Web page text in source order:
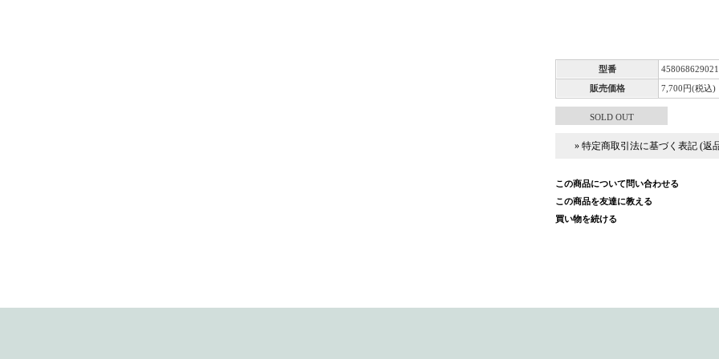
型番
販売価格
7,700円(税込)
SOLD OUT
» 特定商取引法に基づく表記 (返
この商品について問い合わせる
この商品を友達に教える
買い物を続ける